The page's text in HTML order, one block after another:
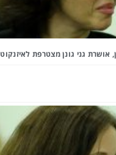
גני גונן מצטרפת לאיזנקוט